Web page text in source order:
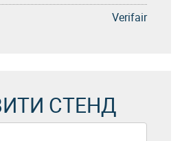
Verifair
СТЕНД